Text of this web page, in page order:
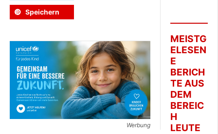
Speichern
Werbung
MEISTG
ELESEN
E
BERICH
TE AUS
DEM
BEREIC
H
LEUTE